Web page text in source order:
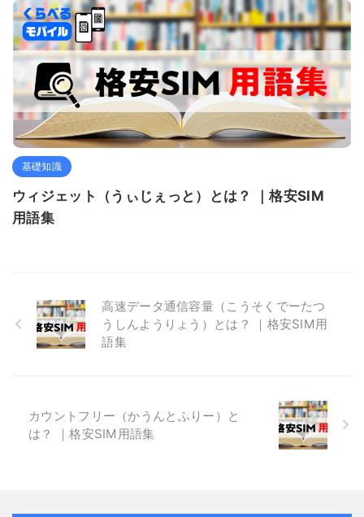
基礎知識
ウィジェット（うぃじぇっと）とは？ ｜格安SIM
用語集
高速データ通信容量（こうそくでーたつ
うしんようりょう）とは？ ｜格安SIM用
語集
カウントフリー（かうんとふりー）と
は？ ｜格安SIM用語集